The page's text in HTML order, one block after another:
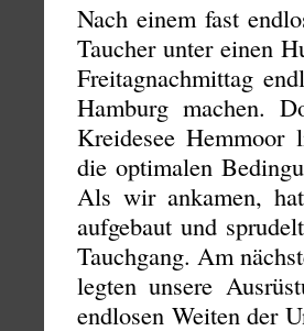
Nach einem fast
Taucher unter einen
Freitagnachmittag
Hamburg machen.
Kreidesee Hemmoor
die optimalen
Als wir ankamen,
aufgebaut und
Tauchgang. Am
legten unsere
endlosen Weiten der